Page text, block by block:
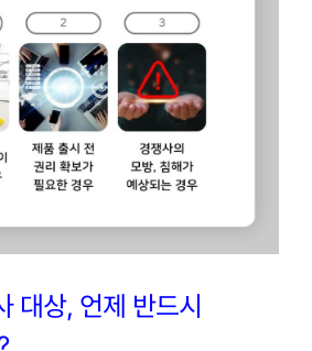
대상, 언제 반드시